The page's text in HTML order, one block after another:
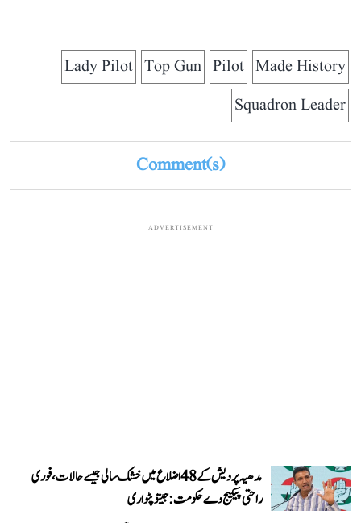
Made History
Pilot
Top Gun
Lady Pilot
Squadron Leader
Comment(s)
ADVERTISEMENT
مدھیہ پردیش کے 48 اضلاع میں خشک سالی جیسے حالات، فوری
راحتی پیکیج دے حکومت: جیتو پٹواری